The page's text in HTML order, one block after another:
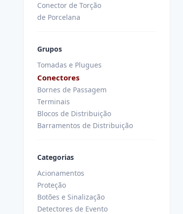
Conector de Torção
de Porcelana
Grupos
Tomadas e Plugues
Conectores
Bornes de Passagem
Terminais
Blocos de Distribuição
Barramentos de Distribuição
Categorias
Acionamentos
Proteção
Botões e Sinalização
Detectores de Evento